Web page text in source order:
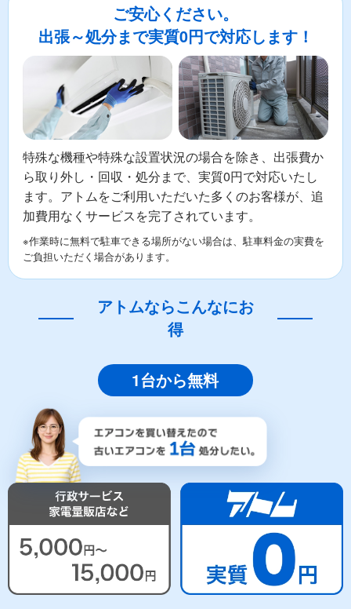
ご安心ください。
出張～処分まで実質0円で対応します！
特殊な機種や特殊な設置状況の場合を除き、出張費か
ら取り外し・回収・処分まで、実質0円で対応いたし
ます。アトムをご利用いただいた多くのお客様が、追
加費用なくサービスを完了されています。
※作業時に無料で駐車できる場所がない場合は、駐車料金の実費を
ご負担いただく場合があります。
アトムならこんなにお
得
1台から無料